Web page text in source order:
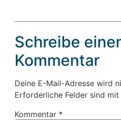
Schreibe
Kommentar
Deine E-Mail-Adresse wird
Erforderliche Felder sind mit
Kommentar *